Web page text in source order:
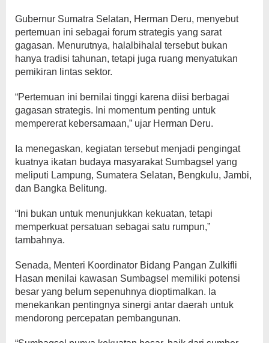
Gubernur Sumatra Selatan, Herman Deru, menyebut
pertemuan ini sebagai forum strategis yang sarat
gagasan. Menurutnya, halalbihalal tersebut bukan
hanya tradisi tahunan, tetapi juga ruang menyatukan
pemikiran lintas sektor.
“Pertemuan ini bernilai tinggi karena diisi berbagai
gagasan strategis. Ini momentum penting untuk
mempererat kebersamaan,” ujar Herman Deru.
Ia menegaskan, kegiatan tersebut menjadi pengingat
kuatnya ikatan budaya masyarakat Sumbagsel yang
meliputi Lampung, Sumatera Selatan, Bengkulu, Jambi,
dan Bangka Belitung.
“Ini bukan untuk menunjukkan kekuatan, tetapi
memperkuat persatuan sebagai satu rumpun,”
tambahnya.
Senada, Menteri Koordinator Bidang Pangan Zulkifli
Hasan menilai kawasan Sumbagsel memiliki potensi
besar yang belum sepenuhnya dioptimalkan. Ia
menekankan pentingnya sinergi antar daerah untuk
mendorong percepatan pembangunan.